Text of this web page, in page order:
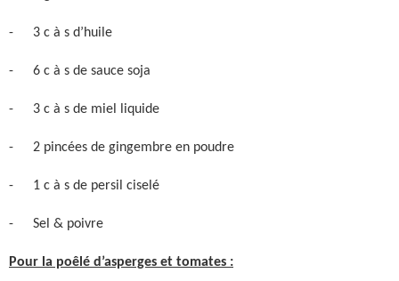
- 3 c à s d’huile
- 6 c à s de sauce soja
- 3 c à s de miel liquide
- 2 pincées de gingembre en poudre
- 1 c à s de persil ciselé
- Sel & poivre
Pour la poêlé d’asperges et tomates :